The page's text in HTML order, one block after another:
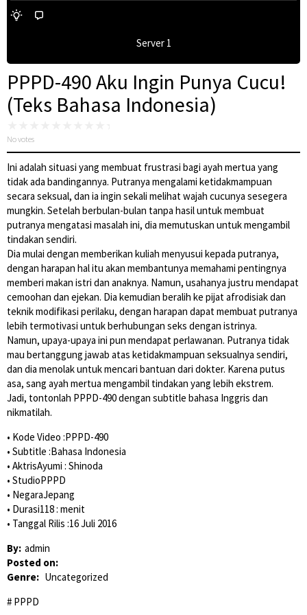
Server 1
PPPD-490 Aku Ingin Punya Cucu!
(Teks Bahasa Indonesia)
No votes
Ini adalah situasi yang membuat frustrasi bagi ayah mertua yang
tidak ada bandingannya. Putranya mengalami ketidakmampuan
secara seksual, dan ia ingin sekali melihat wajah cucunya sesegera
mungkin. Setelah berbulan-bulan tanpa hasil untuk membuat
putranya mengatasi masalah ini, dia memutuskan untuk mengambil
tindakan sendiri.
Dia mulai dengan memberikan kuliah menyusui kepada putranya,
dengan harapan hal itu akan membantunya memahami pentingnya
memberi makan istri dan anaknya. Namun, usahanya justru mendapat
cemoohan dan ejekan. Dia kemudian beralih ke pijat afrodisiak dan
teknik modifikasi perilaku, dengan harapan dapat membuat putranya
lebih termotivasi untuk berhubungan seks dengan istrinya.
Namun, upaya-upaya ini pun mendapat perlawanan. Putranya tidak
mau bertanggung jawab atas ketidakmampuan seksualnya sendiri,
dan dia menolak untuk mencari bantuan dari dokter. Karena putus
asa, sang ayah mertua mengambil tindakan yang lebih ekstrem.
Jadi, tontonlah PPPD-490 dengan subtitle bahasa Inggris dan
nikmatilah.
• Kode Video :PPPD-490
• Subtitle :Bahasa Indonesia
• AktrisAyumi : Shinoda
• StudioPPPD
• NegaraJepang
• Durasi118 : menit
• Tanggal Rilis :16 Juli 2016
By: admin
Posted on:
Genre: Uncategorized
PPPD